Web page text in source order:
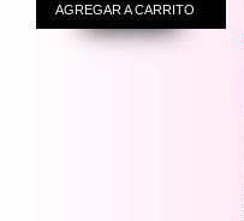
AGREGAR A CARRITO